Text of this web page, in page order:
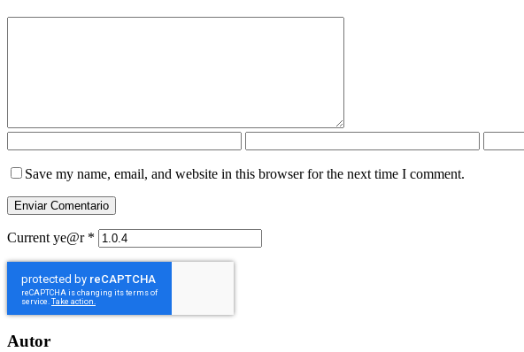
Save my name, email, and website in this browser for the next time I comment.
Current ye@r *
Autor